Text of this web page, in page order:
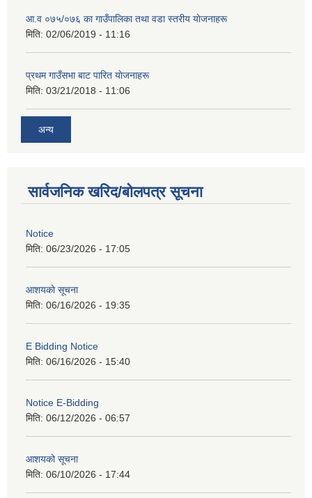
आ‍.व ०७५/०७६ का गाउँपालिका तथा वडा स्तरीय याेजनाहरू
मिति: 02/06/2019 - 11:16
प्रथम गाउँसभा बाट पारित याेजनाहरू
मिति: 03/21/2018 - 11:06
अन्य
सार्वजनिक खरिद/बोलपत्र सूचना
Notice
मिति: 06/23/2026 - 17:05
आशयको सूचना
मिति: 06/16/2026 - 19:35
E Bidding Notice
मिति: 06/16/2026 - 15:40
Notice E-Bidding
मिति: 06/12/2026 - 06:57
आशयको सूचना
मिति: 06/10/2026 - 17:44